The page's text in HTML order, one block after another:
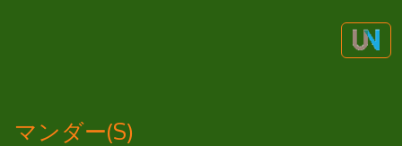
マンダー(S)